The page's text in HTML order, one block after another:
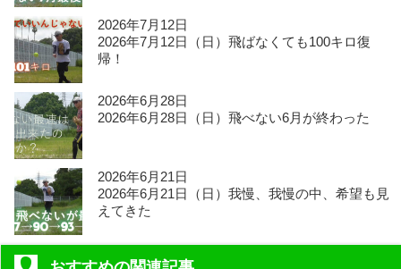
2026年7月12日
2026年7月12日（日）飛ばなくても100キロ復
帰！
2026年6月28日
2026年6月28日（日）飛べない6月が終わった
2026年6月21日
2026年6月21日（日）我慢、我慢の中、希望も見
えてきた